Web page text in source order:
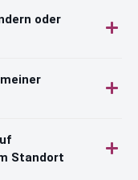
oder
Standort